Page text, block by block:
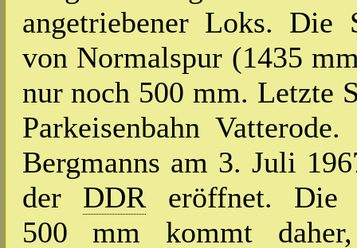
angetriebener Loks. Die
von Normalspur (1435
nur noch 500 mm. Letzte
Parkeisenbahn
Bergmanns am 3. Juli
der DDR eröffnet. Die
500 mm kommt